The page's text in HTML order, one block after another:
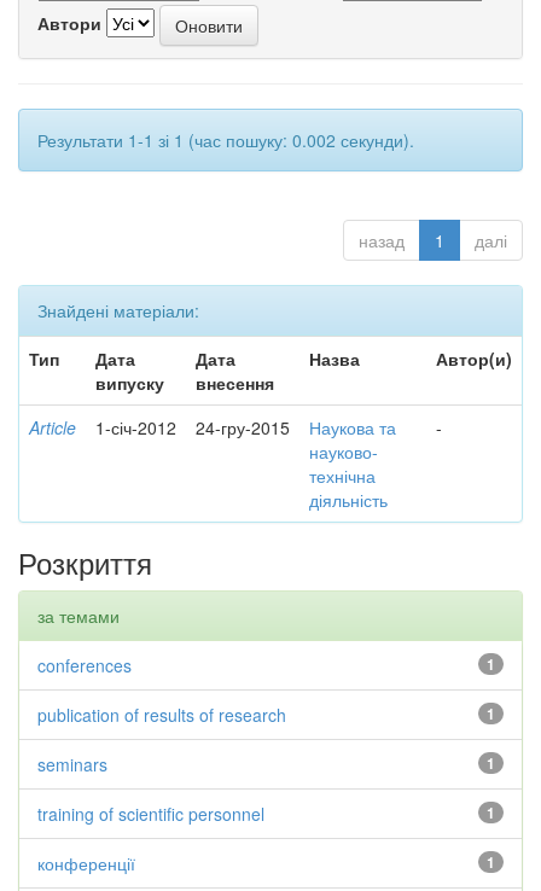
Автори
Результати 1-1 зі 1 (час пошуку: 0.002 секунди).
назад 1 далі
Знайдені матеріали:
Тип
Дата
випуску
Дата
внесення
Назва Автор(и)
Article 1-січ-2012 24-гру-2015
Наукова та
науково-
технічна
діяльність
-
Розкриття
за темами
1
conferences
1
publication of results of research
1
seminars
1
training of scientific personnel
1
конференції